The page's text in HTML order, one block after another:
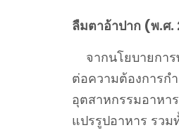
ลืมตาอ้าปาก (พ.ศ.
จากนโยบายการ
ต่อความต้องการก
อุตสาหกรรมอาหา
แปรรูปอาหาร รว